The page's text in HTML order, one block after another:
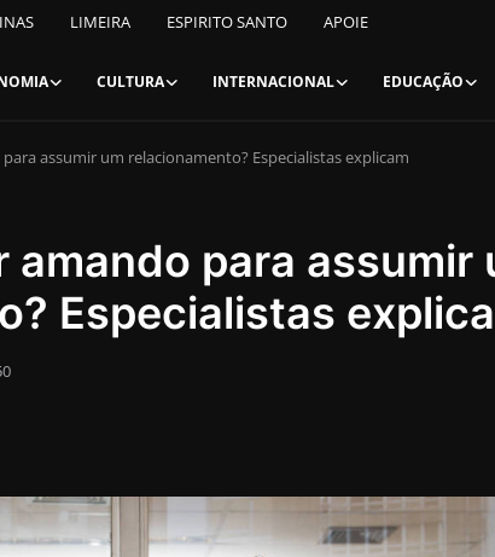
LIMEIRA ESPIRITO SANTO APOIE
CULTURA INTERNACIONAL EDUCAÇÃO
assumir um relacionamento? Especialistas explicam
amando para assumir
Especialistas